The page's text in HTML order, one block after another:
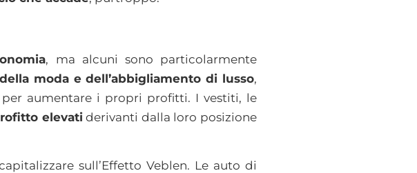
, ma alcuni sono particolarmente
moda e dell’abbigliamento di lusso,
aumentare i propri profitti. I vestiti, le
elevati derivanti dalla loro posizione
sull’Effetto Veblen. Le auto di